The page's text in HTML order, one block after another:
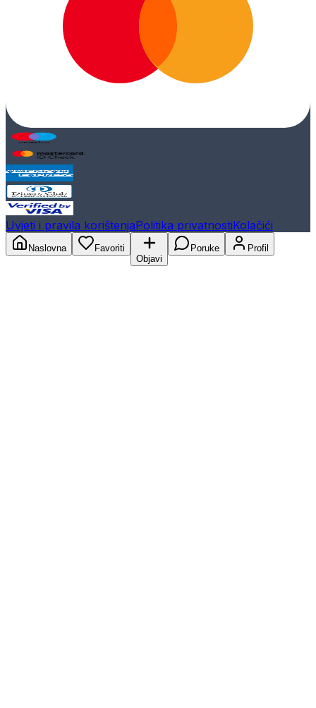
Uvjeti i pravila korištenjaPolitika privatnostiKolačići
Naslovna
Favoriti
Objavi
Poruke Profil